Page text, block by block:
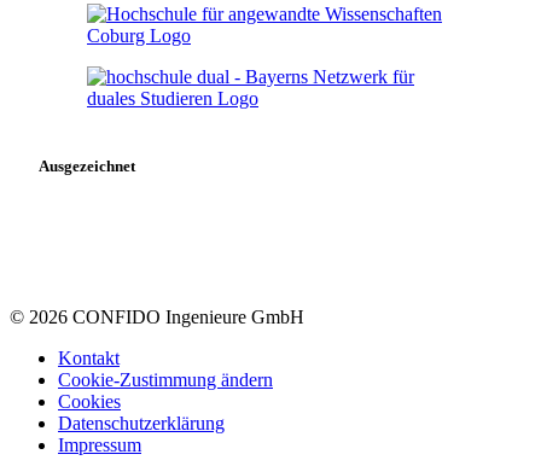
Ausgezeichnet
© 2026 CONFIDO Ingenieure GmbH
Kontakt
Cookie-Zustimmung ändern
Cookies
Datenschutzerklärung
Impressum